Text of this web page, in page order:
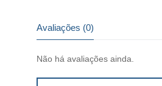
Avaliações (0)
Não há avaliações ainda.